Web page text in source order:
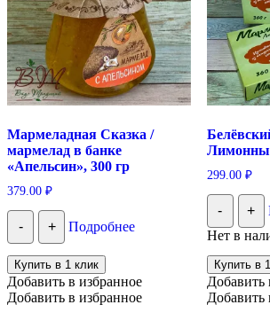
Мармеладная Сказка /
мармелад в банке
«Апельсин», 300 гр
379.00 ₽
- + Подробнее
Купить в 1 клик
Добавить в избранное
Добавить в избранное
299.00 ₽
- +
Нет в
Купить в
Добавить
Добавить